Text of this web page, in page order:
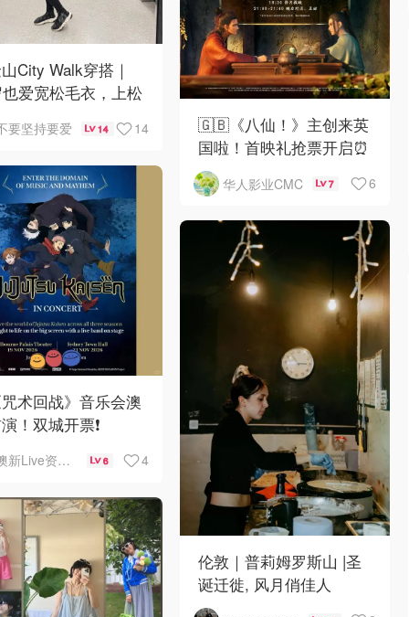
City Walk穿搭｜
爱宽松毛衣，上松
的很救比例
要坚持要爱 14 14
🇬🇧《八仙！》主创来英
国啦！首映礼抢票开启⏰
华人影业CMC 7 6
术回战》音乐会澳
！双城开票❗️
澳新Live资讯站 6 4
伦敦｜普莉姆罗斯山 |圣
诞迁徙, 风月俏佳人